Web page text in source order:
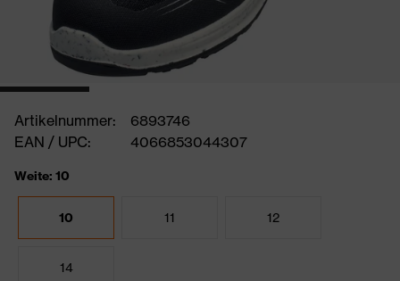
Artikelnummer:
6893746
EAN / UPC:
4066853044307
Weite: 10
10 11 12
14